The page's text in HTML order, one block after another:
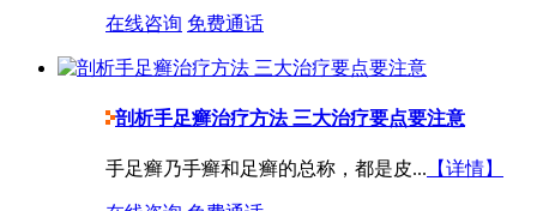
在线咨询 免费通话
剖析手足癣治疗方法 三大治疗要点要注意
手足癣乃手癣和足癣的总称，都是皮... 【详情】